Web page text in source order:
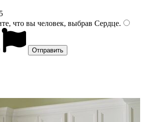
5
что вы человек, выбрав Сердце.